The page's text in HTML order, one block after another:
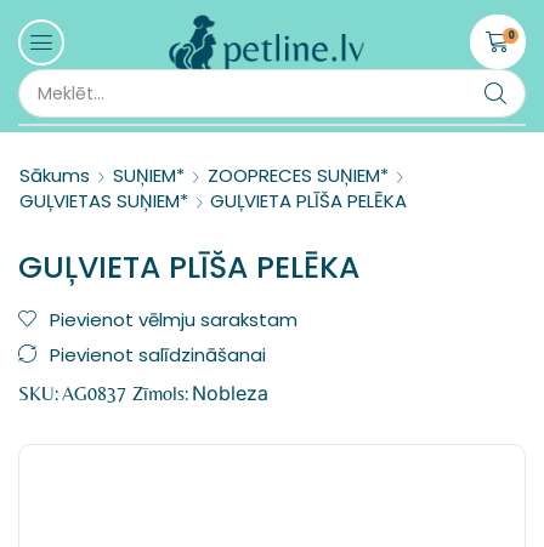
0
Sākums SUŅIEM*
ZOOPRECES SUŅIEM*
GUĻVIETAS SUŅIEM*
GUĻVIETA PLĪŠA PELĒKA
GUĻVIETA PLĪŠA PELĒKA
Pievienot vēlmju sarakstam
Pievienot salīdzināšanai
SKU:AG0837 Zīmols: Nobleza